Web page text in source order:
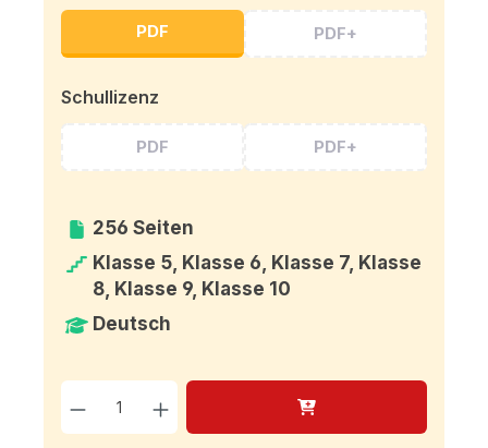
PDF PDF+
Schullizenz
PDF PDF+
256 Seiten
Klasse 5, Klasse 6, Klasse 7, Klasse
8, Klasse 9, Klasse 10
Deutsch
Produkt Anzahl: Gib den